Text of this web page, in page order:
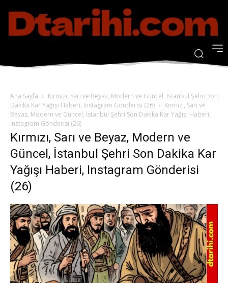
Ana Sayfa
Kırmızı, Sarı ve Beyaz, Modern ve Güncel, İstanbul Şehri Son
Dakika Kar Yağışı Haberi, Instagram Gönderisi (26)
Kırmızı, Sarı ve
Beyaz, Modern ve Güncel, İstanbul Şehri Son Dakika Kar Yağışı Haberi,
Instagram Gönderisi (26)
Kırmızı, Sarı ve Beyaz, Modern ve
Güncel, İstanbul Şehri Son Dakika Kar
Yağışı Haberi, Instagram Gönderisi
(26)